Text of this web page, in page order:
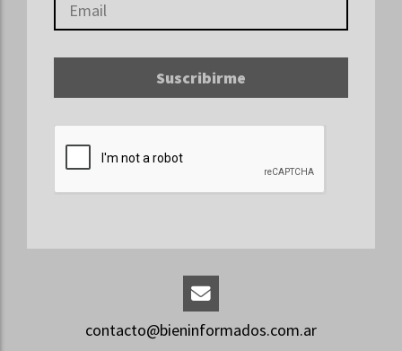
Suscribirme
contacto@bieninformados.com.ar